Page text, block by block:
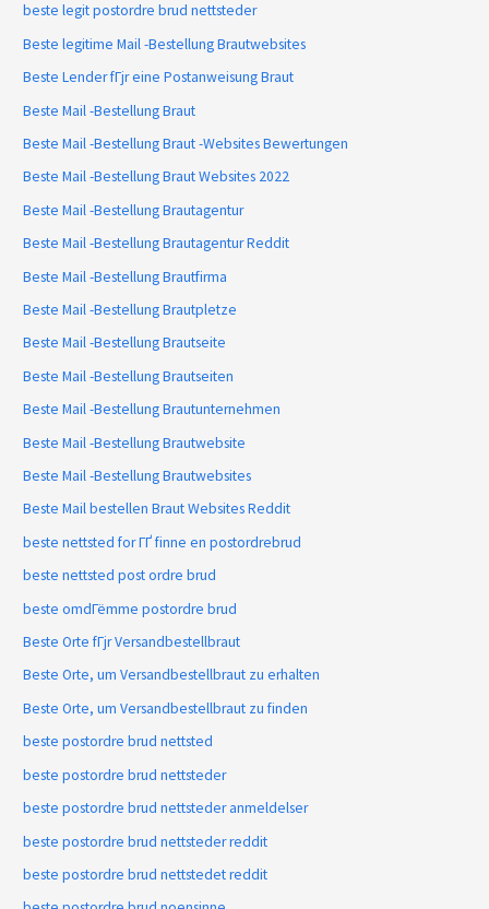
beste legit postordre brud nettsteder
Beste legitime Mail -Bestellung Brautwebsites
Beste Lender fГјr eine Postanweisung Braut
Beste Mail -Bestellung Braut
Beste Mail -Bestellung Braut -Websites Bewertungen
Beste Mail -Bestellung Braut Websites 2022
Beste Mail -Bestellung Brautagentur
Beste Mail -Bestellung Brautagentur Reddit
Beste Mail -Bestellung Brautfirma
Beste Mail -Bestellung Brautpletze
Beste Mail -Bestellung Brautseite
Beste Mail -Bestellung Brautseiten
Beste Mail -Bestellung Brautunternehmen
Beste Mail -Bestellung Brautwebsite
Beste Mail -Bestellung Brautwebsites
Beste Mail bestellen Braut Websites Reddit
beste nettsted for ГҐ finne en postordrebrud
beste nettsted post ordre brud
beste omdГёmme postordre brud
Beste Orte fГјr Versandbestellbraut
Beste Orte, um Versandbestellbraut zu erhalten
Beste Orte, um Versandbestellbraut zu finden
beste postordre brud nettsted
beste postordre brud nettsteder
beste postordre brud nettsteder anmeldelser
beste postordre brud nettsteder reddit
beste postordre brud nettstedet reddit